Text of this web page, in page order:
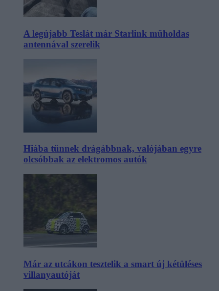
A legújabb Teslát már Starlink műholdas
antennával szerelik
Hiába tűnnek drágábbnak, valójában egyre
olcsóbbak az elektromos autók
Már az utcákon tesztelik a smart új kétüléses
villanyautóját